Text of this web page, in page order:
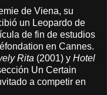
de Viena, su
un Leopardo de
de fin de estudios
en Cannes.
Rita (2001) y Hotel
Un Certain
a competir en